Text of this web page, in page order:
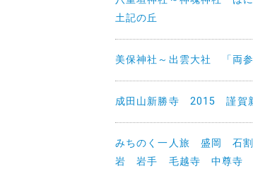
土記の丘
美保神社～出雲大社 「両参
成田山新勝寺 2015 謹賀
みちのく一人旅 盛岡 石
岩 岩手 毛越寺 中尊寺